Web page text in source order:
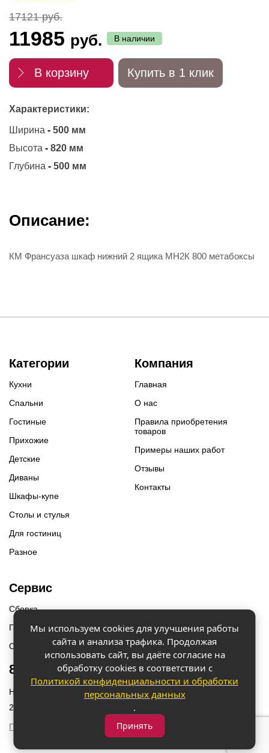
17121 руб.
11985 руб. В наличии
В корзину Купить в 1 клик
Характеристики:
Ширина - 500 мм
Высота - 820 мм
Глубина - 500 мм
Описание:
КМ Франсуаза шкаф нижний 2 ящика МН2К 800 метабоксы
Категории
Кухни
Спальни
Гостиные
Прихожие
Детские
Диваны
Шкафы-купе
Столы и стулья
Для гостиниц
Разное
Компания
Главная
О нас
Правила приобретения
товаров
Примеры наших работ
Отзывы
Контакты
Сервис
Сборка
Гарантии
Оплата и доставка
8 (918) 087-12-00
Наш адрес: г. Краснодар, ул. Бородинская 156/9
2023 © «Мебель 2x2» Все права защищены
Политика конфиденциальности
Мы используем cookies для улучшения работы
сайта и анализа трафика. Продолжая
использовать сайт, вы даёте согласие на
обработку cookies в соответствии с
Политикой конфиденциальности и обработки
персональных данных
.
Принять